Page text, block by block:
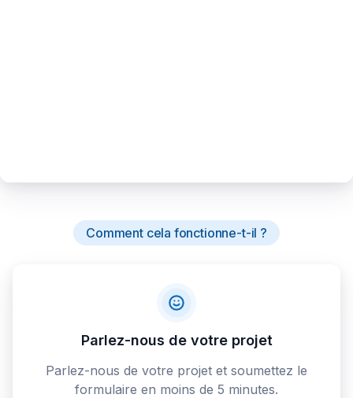
Comment cela fonctionne-t-il ?
Parlez-nous de votre projet
Parlez-nous de votre projet et soumettez le
formulaire en moins de 5 minutes.